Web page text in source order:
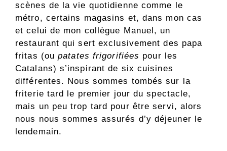
scènes de la vie quotidienne comme le
métro, certains magasins et, dans mon cas
et celui de mon collègue Manuel, un
restaurant qui sert exclusivement des papa
fritas (oupatates frigorifiées pour les
Catalans) s’inspirant de six cuisines
différentes. Nous sommes tombés sur la
friterie tard le premier jour du spectacle,
mais un peu trop tard pour être servi, alors
nous nous sommes assurés d’y déjeuner le
lendemain.